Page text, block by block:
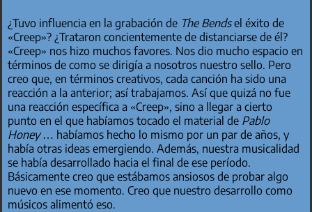
¿Tuvo influencia en la grabación de The Bendsel éxito de
«Creep»? ¿Trataron concientemente de distanciarse de él?
«Creep» nos hizo muchos favores. Nos dio mucho espacio en
términos de como se dirigía a nosotros nuestro sello. Pero
creo que, en términos creativos, cada canción ha sido una
reacción a la anterior; así trabajamos. Así que quizá no fue
una reacción específica a «Creep», sino a llegar a cierto
punto en el que habíamos tocado el material de Pablo
Honey… habíamos hecho lo mismo por un par de años, y
había otras ideas emergiendo. Además, nuestra musicalidad
se había desarrollado hacia el final de ese período.
Básicamente creo que estábamos ansiosos de probar algo
nuevo en ese momento. Creo que nuestro desarrollo como
músicos alimentó eso.